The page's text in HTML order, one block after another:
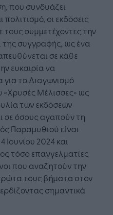
που συνδυάζει
πολιτισμό, οι εκδόσεις
συμμετέχοντες την
της συγγραφής, ως ένα
σε κάθε
ευκαιρία να
το Διαγωνισμό
Μέλισσες» ως
των εκδόσεων
σε όσους αγαπούν τη
Παραμυθιού είναι
Ιουνίου 2024 και
τόσο επαγγελματίες
που αναζητούν την
τους βήματα στον
σημαντικά